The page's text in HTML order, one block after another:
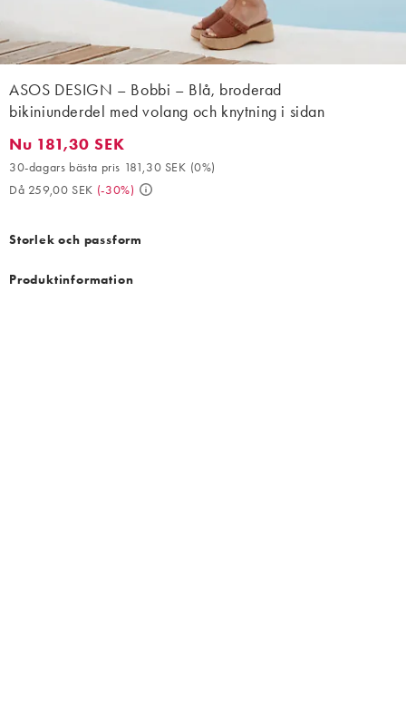
ASOS DESIGN – Bobbi – Blå, broderad
bikiniunderdel med volang och knytning i sidan
Nu 181,30 SEK. 30-dagars bästa pris 181,30 SEK (0%). Då
Nu 181,30 SEK
30-dagars bästa pris 181,30 SEK (0%)
Då 259,00 SEK (-30%)
Storlek och passform
Produktinformation